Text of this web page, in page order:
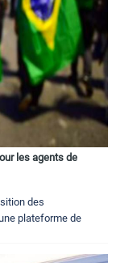
les agents de
des
plateforme de